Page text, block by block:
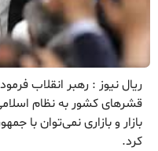
ریال نیوز : رهبر انقلاب
قشرهای کشور به نظام
بازار و بازاری نمی‌توان با
کرد.